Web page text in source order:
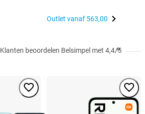
Outlet vanaf 563,00
Klanten beoordelen Belsimpel met 4,4/5